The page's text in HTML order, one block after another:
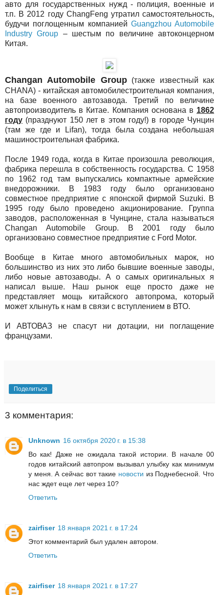
авто для государственных нужд - полиция, военные и
т.п. В 2012 году ChangFeng утратил самостоятельность,
будучи поглощенным компанией Guangzhou Automobile
Industry Group – шестым по величине автоконцерном
Китая.
Changan Automobile Group(также известный как
CHANA) - китайская автомобилестроительная компания,
на базе военного автозавода. Третий по величине
автопроизводитель в Китае. Компания основана в 1862
году (празднуют 150 лет в этом году!) в городе Чунцин
(там же где и Lifan), тогда была создана небольшая
машиностроительная фабрика.
После 1949 года, когда в Китае произошла революция,
фабрика перешла в собственность государства. С 1958
по 1962 год там выпускались компактные армейские
внедорожники. В 1983 году было организовано
совместное предприятие с японской фирмой Suzuki. В
1995 году было проведено акционирование. Группа
заводов, расположенная в Чунцине, стала называться
Changan Automobile Group. В 2001 году было
организовано совместное предприятие с Ford Motor.
Вообще в Китае много автомобильных марок, но
большинство из них это либо бывшие военные заводы,
либо новые автозаводы. А о самых оригинальных я
написал выше. Наш рынок еще просто даже не
представляет мощь китайского автопрома, который
может хлынуть к нам в связи с вступлением в ВТО.
И АВТОВАЗ не спасут ни дотации, ни поглащение
французами.
Поделиться
3 комментария:
Unknown 16 октября 2020 г. в 15:38
Во как! Даже не ожидала такой истории. В начале 00
годов китайский автопром вызывал улыбку как минимум
у меня. А сейчас вот такие новости из Поднебесной. Что
нас ждет еще лет через 10?
Ответить
zairfiser 18 января 2021 г. в 17:24
Этот комментарий был удален автором.
Ответить
zairfiser 18 января 2021 г. в 17:27